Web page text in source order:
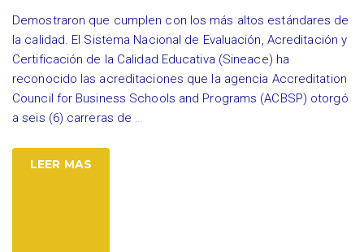
Demostraron que cumplen con los más altos estándares de
la calidad. El Sistema Nacional de Evaluación, Acreditación y
Certificación de la Calidad Educativa (Sineace) ha
reconocido las acreditaciones que la agencia Accreditation
Council for Business Schools and Programs (ACBSP) otorgó
a seis (6) carreras de …
LEER MAS